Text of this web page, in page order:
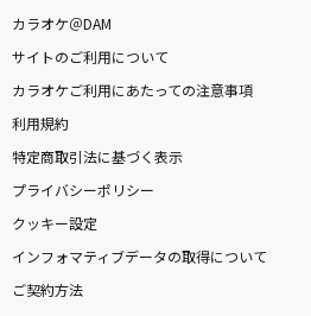
[生音]ドライフラワー
優里
ワンアンドオンリー
timelesz
[生音]夜明けのMEW
カラオケ＠DAM
サイトのご利用について
カラオケご利用にあたっての注意事項
利用規約
特定商取引法に基づく表示
プライバシーポリシー
クッキー設定
インフォマティブデータの取得について
ご契約方法